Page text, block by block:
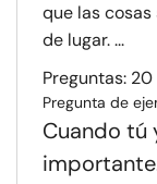
que las
de lugar. ...
Preguntas:
Pregunta de
Cuando tú